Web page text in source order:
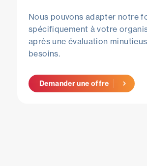
Nous pouvons adapter notre
spécifiquement à votre
après une évaluation
besoins.
Demander une offre